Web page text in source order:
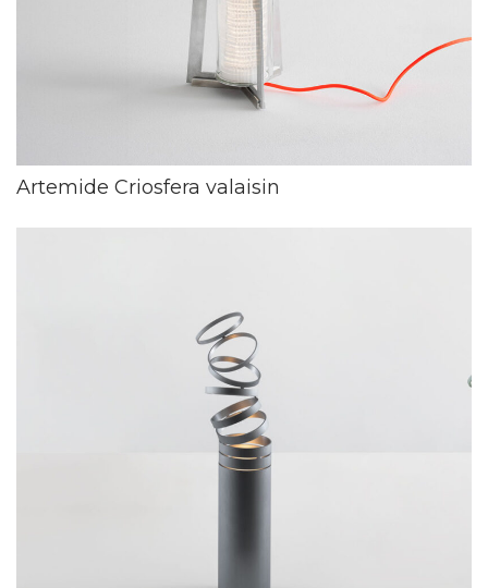
Artemide Criosfera valaisin